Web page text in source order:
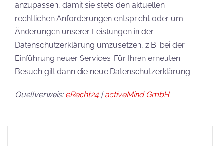
anzupassen, damit sie stets den aktuellen
rechtlichen Anforderungen entspricht oder um
Änderungen unserer Leistungen in der
Datenschutzerklärung umzusetzen, z.B. bei der
Einführung neuer Services. Für Ihren erneuten
Besuch gilt dann die neue Datenschutzerklärung.
Quellverweis: eRecht24 |activeMind GmbH